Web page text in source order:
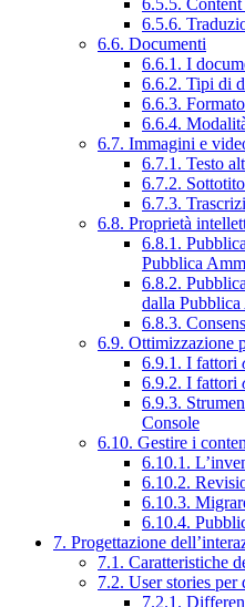
6.5.5.
6.5.6.
6.6. Documenti
6.6.1. I
6.6.2. Tipi di
6.6.3.
6.6.4.
6.7. Immagini e
6.7.1. Testo
6.7.2.
6.7.3.
6.8. Proprietà
6.8.1.
Pubblica
6.8.2.
dalla
6.8.3.
6.9. Ottimizzazione
6.9.1. I fattori
6.9.2. I fattori
6.9.3.
Console
6.10. Gestire i
6.10.1.
6.10.2.
6.10.3.
6.10.4.
7. Progettazione
7.1. Caratteristiche
7.2. User stories per
7.2.1.